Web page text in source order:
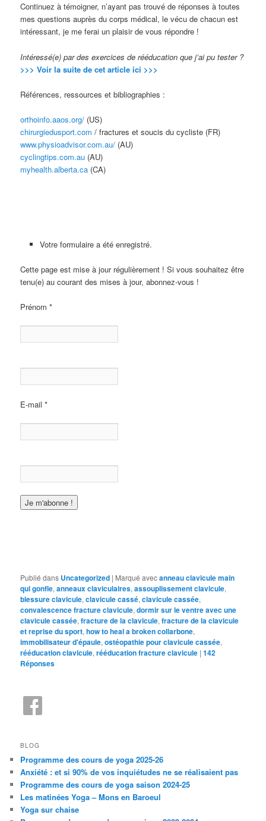
Continuez à témoigner, n’ayant pas trouvé de réponses à toutes
mes questions auprès du corps médical, le vécu de chacun est
intéressant, je me ferai un plaisir de vous répondre !
Intéressé(e) par des exercices de rééducation que j’ai pu tester ?
>>> Voir la suite de cet article ici >>>
Références, ressources et bibliographies :
orthoinfo.aaos.org/ (US)
chirurgiedusport.com / fractures et soucis du cycliste (FR)
www.physioadvisor.com.au/ (AU)
cyclingtips.com.au (AU)
myhealth.alberta.ca (CA)
Votre formulaire a été enregistré.
Cette page est mise à jour régulièrement ! Si vous souhaitez être
tenu(e) au courant des mises à jour, abonnez-vous !
Prénom*
E-mail*
Publié dans Uncategorized | Marqué avecanneau clavicule main
qui gonfle,anneaux claviculaires,assouplissement clavicule,
blessure clavicule,clavicule cassé,clavicule cassée,
convalescence fracture clavicule,dormir sur le ventre avec une
clavicule cassée,fracture de la clavicule,fracture de la clavicule
et reprise du sport,how to heal a broken collarbone,
immobilisateur d'épaule,ostéopathie pour clavicule cassée,
rééducation clavicule,rééducation fracture clavicule |142
Réponses
BLOG
Programme des cours de yoga 2025-26
Anxiété : et si 90% de vos inquiétudes ne se réalisaient pas
Programme des cours de yoga saison 2024-25
Les matinées Yoga – Mons en Baroeul
Yoga sur chaise